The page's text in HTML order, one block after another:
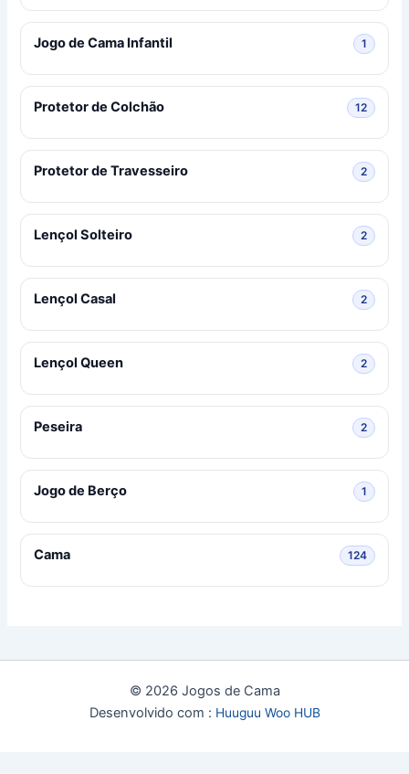
Jogo de Cama Infantil 11
Protetor de Colchão 1212
Protetor de Travesseiro 22
Lençol Solteiro 22
Lençol Casal 22
Lençol Queen 22
Peseira 22
Jogo de Berço 11
Cama 124124
© 2026 Jogos de Cama
Desenvolvido com : Huuguu Woo HUB